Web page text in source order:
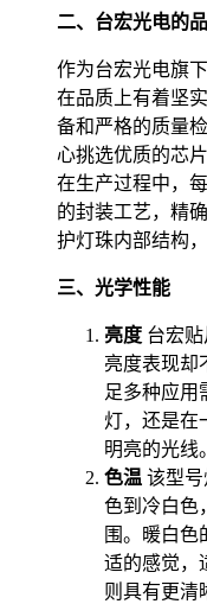
二、台宏光电的
作为台宏光电旗
在品质上有着坚
备和严格的质量
心挑选优质的芯
在生产过程中，
的封装工艺，精
护灯珠内部结构
三、光学性能
亮度 台宏
亮度表现却
足多种应用
灯，还是在
明亮的光线。
色温 该型
色到冷白色
围。暖白色
适的感觉，
则具有更清